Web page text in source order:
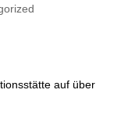
auf über